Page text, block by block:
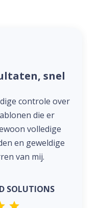
snel
controle over
die er
volledige
en geweldige
van mij.
SOLUTIONS